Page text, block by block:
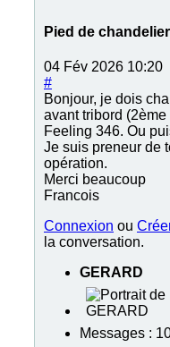
Pied de chandelier
04 Fév 2026 10:20
#
Bonjour, je dois
avant tribord
Feeling 346. Ou
Je suis preneur de
opération.
Merci beaucoup
Francois
Connexion ou
la conversation.
GERARD
Messages :